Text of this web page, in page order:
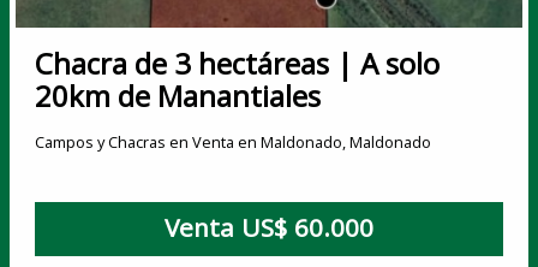
Chacra de 3 hectáreas | A solo
20km de Manantiales
Campos y Chacras en Venta en Maldonado, Maldonado
Venta US$ 60.000